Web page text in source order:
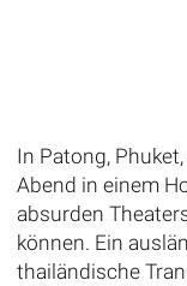
In Patong,
Abend in einem
absurden
können. Ein
thailändische